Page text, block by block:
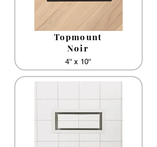
Topmount
Noir
4'' x 10''